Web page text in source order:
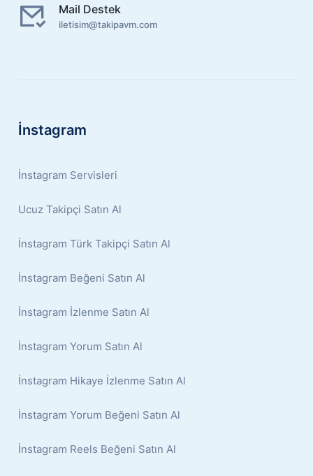
Mail Destek
iletisim@takipavm.com
İnstagram
İnstagram Servisleri
Ucuz Takipçi Satın Al
İnstagram Türk Takipçi Satın Al
İnstagram Beğeni Satın Al
İnstagram İzlenme Satın Al
İnstagram Yorum Satın Al
İnstagram Hikaye İzlenme Satın Al
İnstagram Yorum Beğeni Satın Al
İnstagram Reels Beğeni Satın Al